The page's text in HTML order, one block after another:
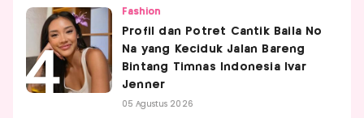
Fashion
Profil dan Potret Cantik Baila No
Na yang Keciduk Jalan Bareng
Bintang Timnas Indonesia Ivar
Jenner
05 Agustus 2026